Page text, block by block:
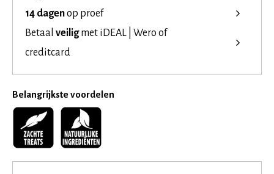
14 dagenop proef
Betaal veiligmet iDEAL | Wero of
creditcard
Belangrijkste voordelen